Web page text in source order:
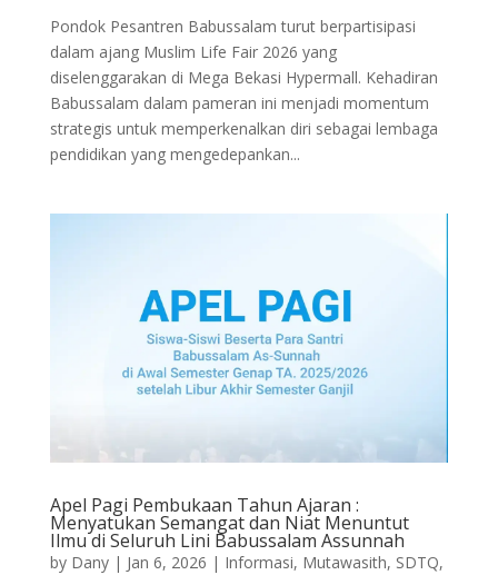
Pondok Pesantren Babussalam turut berpartisipasi
dalam ajang Muslim Life Fair 2026 yang
diselenggarakan di Mega Bekasi Hypermall. Kehadiran
Babussalam dalam pameran ini menjadi momentum
strategis untuk memperkenalkan diri sebagai lembaga
pendidikan yang mengedepankan...
Apel Pagi Pembukaan Tahun Ajaran :
Menyatukan Semangat dan Niat Menuntut
Ilmu di Seluruh Lini Babussalam Assunnah
by Dany| Jan 6, 2026 | Informasi, Mutawasith, SDTQ,